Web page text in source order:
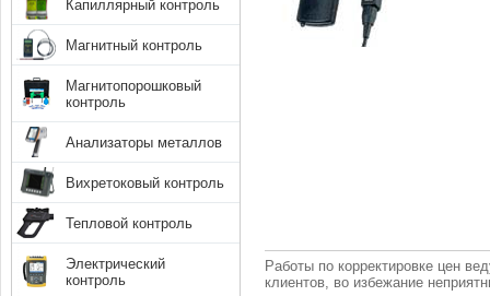
Работы по корректировке цен
клиентов, во избежание
Капиллярный контроль
Магнитный контроль
Магнитопорошковый
контроль
Анализаторы металлов
Вихретоковый контроль
Тепловой контроль
Электрический
контроль